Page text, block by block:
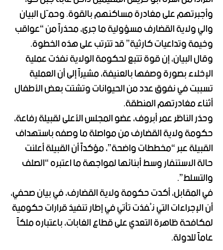
وأجبرتهم على مغادرة مساكنهم بالقوة. وحمّل البيان
والي ولاية القضارف مسؤولية ما جرى، محذراً من “عواقب
وخيمة وتداعيات كارثية” قد تترتب على هذه الخطوة.
وقال البيان، إن قوة تتبع لحكومة الولاية نفذت عملية
الإخلاء بصورة وصفها بالعنيفة، مشيراً إلى أن العملية
تسببت في نفوق عدد من الحيوانات وتشتت بعض الأطفال
أثناء مغادرتهم المنطقة.
وحذر الناظر عمر أبروف، عضو المجلس الأعلى لقبيلة رفاعة،
حكومة ولاية القضارف من مواصلة ما وصفه باستهداف
القبيلة عبر “مخططات واضحة”، مؤكداً أن القبيلة أعلنت
حالة الاستنفار وسط أبنائها لمواجهة ما اعتبره “الصلف
والتسلط”.
في المقابل، أكدت حكومة ولاية القضارف، في بيان صحفي،
أن الإجراءات التي نُفذت تأتي في إطار تنفيذ قرارات حكومية
لمكافحة ظاهرة التعدي على قطاع الغابات، باعتباره ملكاً
عاماً للدولة.